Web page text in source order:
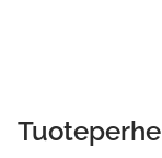
Tuoteperhe